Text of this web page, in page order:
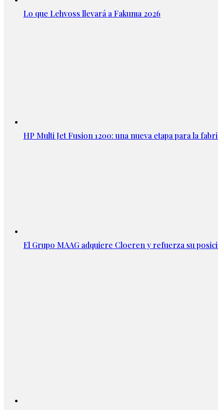
Lo que Lehvoss llevará a Fakuma 2026
HP Multi Jet Fusion 1200: una nueva etapa para la
El Grupo MAAG adquiere Cloeren y refuerza su